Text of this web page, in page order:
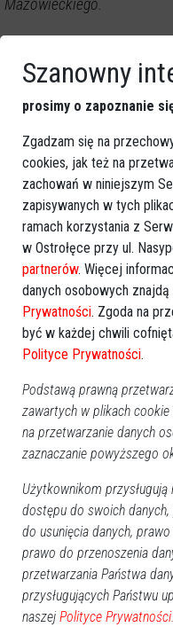
GOOGLE NEWS
Obserwuj nas i
Dodaj eOstroleka do
Canis,Mazowsze podaje
Szanowny
prosimy o zapoznanie
Zgadzam się na
cookies, jak też na
zachowań w niniejszym
zapisywanych w tych
ramach korzystania z
w Ostrołęce przy ul.
partnerów. Więcej
danych osobowych
Prywatności. Zgoda na
być w każdej chwili
Polityce Prywatności.
Podstawą prawną
zawartych w plikach
na przetwarzanie danych
zaznaczanie powyższego
Użytkownikom
dostępu do swoich
do usunięcia danych,
prawo do przenoszenia
przetwarzania Państwa
przysługujących Państwu
naszej Polityce Prywatności.